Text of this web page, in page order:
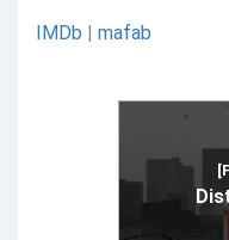
IMDb | mafab